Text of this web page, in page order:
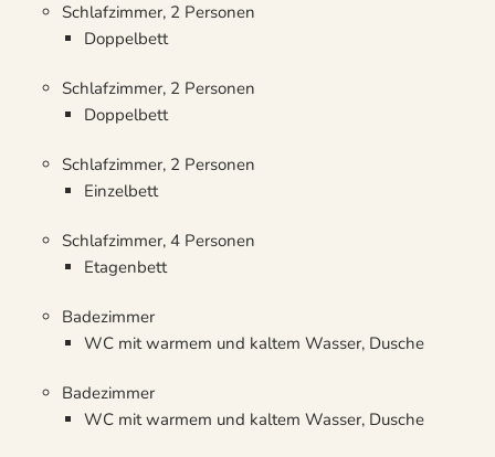
Schlafzimmer, 2 Personen
Doppelbett
Schlafzimmer, 2 Personen
Doppelbett
Schlafzimmer, 2 Personen
Einzelbett
Schlafzimmer, 4 Personen
Etagenbett
Badezimmer
WC mit warmem und kaltem Wasser, Dusche
Badezimmer
WC mit warmem und kaltem Wasser, Dusche